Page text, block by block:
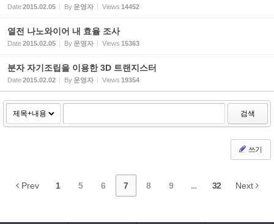
Date2015.02.05 By 운영자 Views 14452
열전 나노와이어 내 효율 조사
Date2015.02.05 By 운영자 Views 15363
분자 자기조립을 이용한 3D 트랜지스터
Date2015.02.02 By 운영자 Views 19354
검색
쓰기
Prev 1 5 6 7 8 9 ... 32 Next